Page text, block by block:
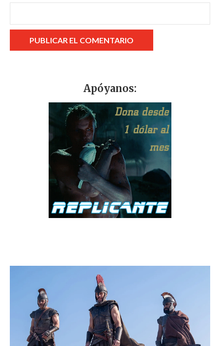
Apóyanos: